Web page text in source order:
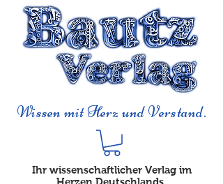
Wissen mit Herz und Verstand.
Ihr wissenschaftlicher Verlag im
Herzen Deutschlands